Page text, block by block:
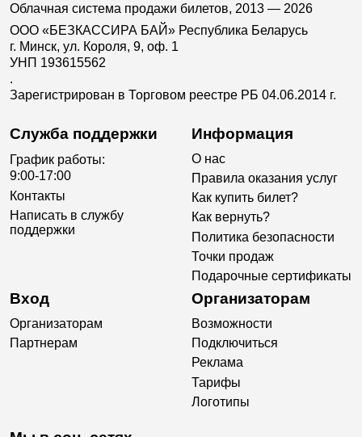
Облачная система продажи билетов, 2013 — 2026
ООО «БЕЗКАССИРА БАЙ» Республика Беларусь
г. Минск, ул. Короля, 9, оф. 1
УНП 193615562
.
Зарегистрирован в Торговом реестре РБ 04.06.2014 г.
Служба поддержки
График работы:
9:00-17:00
Контакты
Написать в службу
поддержки
Информация
О нас
Правила оказания услуг
Как купить билет?
Как вернуть?
Политика безопасности
Точки продаж
Подарочные сертификаты
Вход
Организаторам
Партнерам
Организаторам
Возможности
Подключиться
Реклама
Тарифы
Логотипы